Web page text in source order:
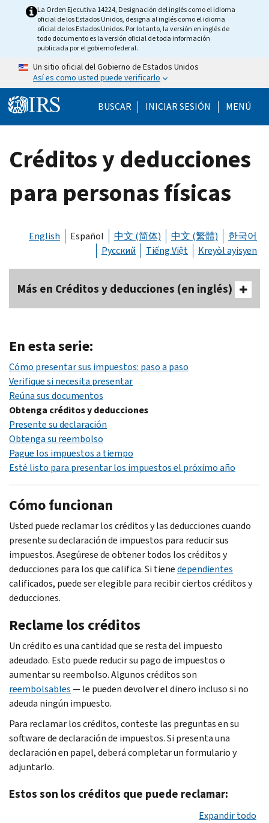
Skip to main content
La Orden Ejecutiva 14224, Designación del inglés como el idioma
oficial de los Estados Unidos, designa al inglés como el idioma
oficial de los Estados Unidos. Por lo tanto, la versión en inglés de
todo documento es la versión oficial de toda información
publicada por el gobierno federal.
Un sitio oficial del Gobierno de Estados Unidos
Así es como usted puede verificarlo
BUSCAR Help Menu Mobile
INICIAR SESIÓN MENÚ
Créditos y deducciones
para personas físicas
English Español 中文 (简体) 中文 (繁體)
한국어
Русский
Tiếng Việt Kreyòl ayisyen
Más en Créditos y deducciones (en inglés)
En esta serie:
Cómo presentar sus impuestos: paso a paso
Verifique si necesita presentar
Reúna sus documentos
Obtenga créditos y deducciones
Presente su declaración
Obtenga su reembolso
Pague los impuestos a tiempo
Esté listo para presentar los impuestos el próximo año
Cómo funcionan
Usted puede reclamar los créditos y las deducciones cuando
presente su declaración de impuestos para reducir sus
impuestos. Asegúrese de obtener todos los créditos y
deducciones para los que califica. Si tienedependientes
calificados, puede ser elegible para recibir ciertos créditos y
deducciones.
Reclame los créditos
Un crédito es una cantidad que se resta del impuesto
adeudado. Esto puede reducir su pago de impuestos o
aumentar su reembolso. Algunos créditos son
reembolsables— le pueden devolver el dinero incluso si no
adeuda ningún impuesto.
Para reclamar los créditos, conteste las preguntas en su
software de declaración de impuestos. Si presenta una
declaración en papel, deberá completar un formulario y
adjuntarlo.
Estos son los créditos que puede reclamar:
Expandir todo